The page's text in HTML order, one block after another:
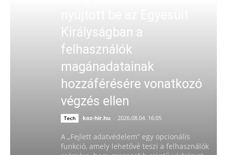
Királyságban a
felhasználók
magánadatainak
hozzáférésére vonatkozó
végzés ellen
Tech koz-hir.hu - 2026.08.04. 16:05
A „Fejlett adatvédelem” egy opcionális
funkció, amely lehetővé teszi a felhasználók